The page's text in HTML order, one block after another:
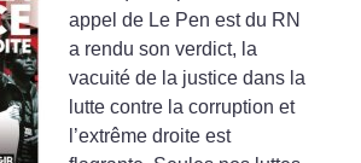
appel de Le Pen est du RN
a rendu son verdict, la
vacuité de la justice dans la
lutte contre la corruption et
l’extrême droite est